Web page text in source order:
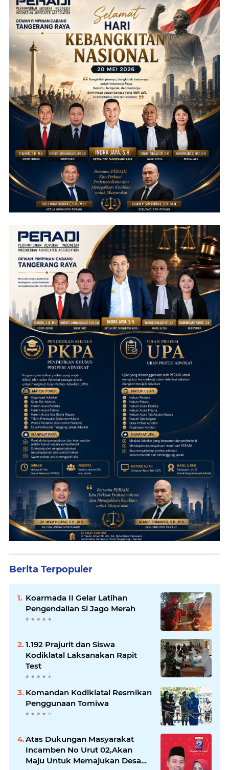
Berita Terpopuler
Koarmada II Gelar Latihan
Pengendalian Si Jago Merah
1.192 Prajurit dan Siswa
Kodiklatal Laksanakan Rapit
Test
Komandan Kodiklatal Resmikan
Penggunaan Tomiwa
Atas Dukungan Masyarakat
Incamben No Urut 02,Akan
Maju Untuk Memajukan Desa